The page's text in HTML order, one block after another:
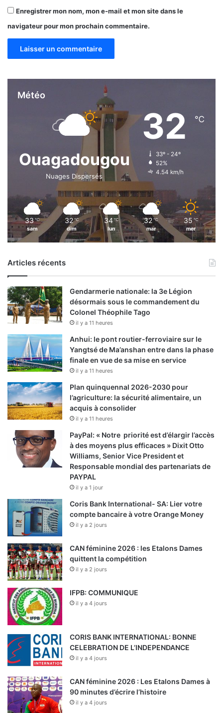
Enregistrer mon nom, mon e-mail et mon site dans le
navigateur pour mon prochain commentaire.
Météo
Ouagadougou
Nuages Dispersés
32 ℃
33º - 24º
52%
4.54 km/h
33 ℃
sam
32 ℃
dim
34 ℃
lun
32 ℃
mar
35 ℃
mer
Articles récents
Gendarmerie nationale: la 3e Légion
désormais sous le commandement du
Colonel Théophile Tago
il y a 11 heures
Anhui: le pont routier-ferroviaire sur le
Yangtsé de Ma’anshan entre dans la phase
finale en vue de sa mise en service
il y a 11 heures
Plan quinquennal 2026-2030 pour
l’agriculture: la sécurité alimentaire, un
acquis à consolider
il y a 11 heures
PayPal: « Notre priorité est d’élargir l’accès
à des moyens plus efficaces » Dixit Otto
Williams, Senior Vice President et
Responsable mondial des partenariats de
PAYPAL
il y a 1 jour
Coris Bank International- SA: Lier votre
compte bancaire à votre Orange Money
il y a 2 jours
CAN féminine 2026 : les Etalons Dames
quittent la compétition
il y a 2 jours
IFPB: COMMUNIQUE
il y a 4 jours
CORIS BANK INTERNATIONAL: BONNE
CELEBRATION DE L’INDEPENDANCE
il y a 4 jours
CAN féminine 2026 : Les Etalons Dames à
90 minutes d’écrire l’histoire
il y a 4 jours